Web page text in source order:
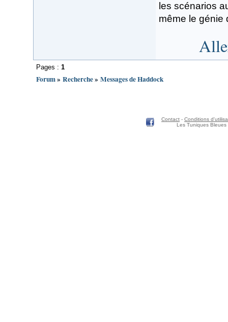
les scénarios
même le génie
Pages : 1
Forum» Recherche» Messages de Haddock
Contact - Conditions
Les Tuniques